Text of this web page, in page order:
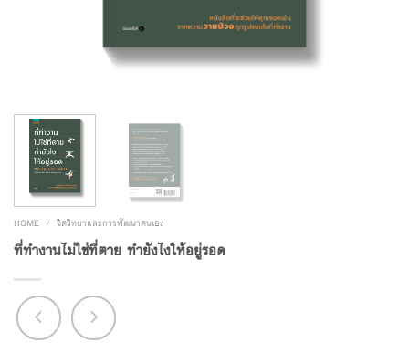
HOME / จิตวิทยาและการพัฒนาตนเอง
ที่ทำงานไม่ใช่ที่ตาย ทำยังไงให้อยู่รอด